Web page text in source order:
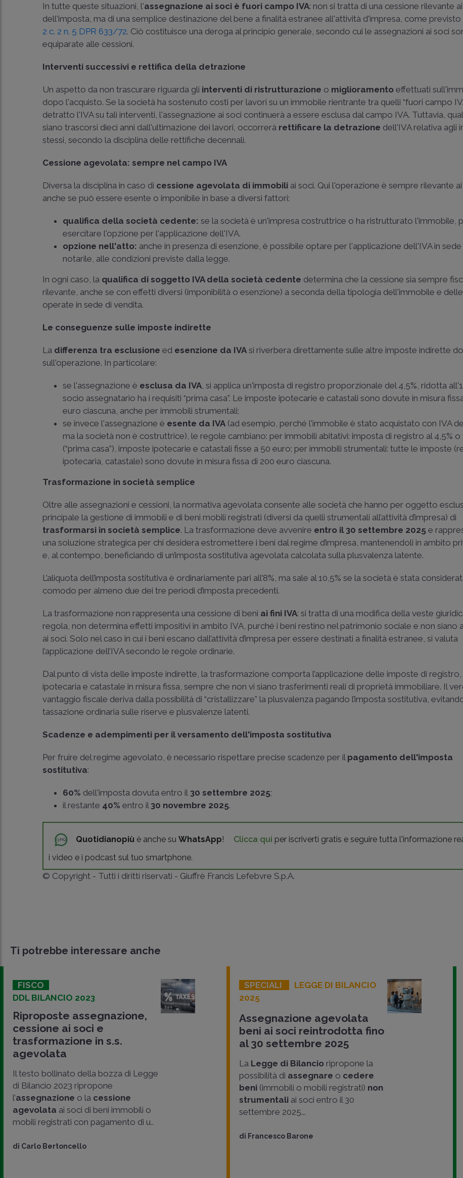
CONDIVIDI
SU
In tutte queste situazioni, l'assegnazione ai soci è fuori campo IVA: non si tratta di una cessione rilevante
dell'imposta, ma di una semplice destinazione del bene a finalità estranee all'attività d'impresa, come previsto
2 c. 2 n. 5 DPR 633/72. Ciò costituisce una deroga al principio generale, secondo cui le assegnazioni ai soci
equiparate alle cessioni.
Interventi successivi e rettifica della detrazione
Un aspetto da non trascurare riguarda gli interventi di ristrutturazione o miglioramento effettuati
dopo l'acquisto. Se la società ha sostenuto costi per lavori su un immobile rientrante tra quelli “fuori campo
detratto l'IVA su tali interventi, l'assegnazione ai soci continuerà a essere esclusa dal campo IVA. Tuttavia,
siano trascorsi dieci anni dall'ultimazione dei lavori, occorrerà rettificare la detrazione dell'IVA relativa agli
stessi, secondo la disciplina delle rettifiche decennali.
Cessione agevolata: sempre nel campo IVA
Diversa la disciplina in caso di cessione agevolata di immobili ai soci. Qui l'operazione è sempre rilevante ai
anche se può essere esente o imponibile in base a diversi fattori:
qualifica della società cedente: se la società è un'impresa costruttrice o ha ristrutturato l'immobile,
esercitare l'opzione per l'applicazione dell'IVA.
opzione nell'atto: anche in presenza di esenzione, è possibile optare per l'applicazione dell'IVA in
notarile, alle condizioni previste dalla legge.
In ogni caso, la qualifica di soggetto IVA della società cedente determina che la cessione sia sempre
rilevante, anche se con effetti diversi (imponibilità o esenzione) a seconda della tipologia dell'immobile e
operate in sede di vendita.
Le conseguenze sulle imposte indirette
La differenza tra esclusioneed esenzione da IVA si riverbera direttamente sulle altre imposte indirette
sull'operazione. In particolare:
se l'assegnazione è esclusa da IVA, si applica un'imposta di registro proporzionale del 4,5%, ridotta
socio assegnatario ha i requisiti “prima casa”. Le imposte ipotecarie e catastali sono dovute in misura
euro ciascuna, anche per immobili strumentali;
se invece l'assegnazione è esente da IVA (ad esempio, perché l'immobile è stato acquistato con IVA
ma la società non è costruttrice), le regole cambiano: per immobili abitativi: imposta di registro al 4,5% o
(“prima casa”), imposte ipotecarie e catastali fisse a 50 euro; per immobili strumentali: tutte le imposte
ipotecaria, catastale) sono dovute in misura fissa di 200 euro ciascuna.
Trasformazione in società semplice
Oltre alle assegnazioni e cessioni, la normativa agevolata consente alle società che hanno per oggetto
principale la gestione di immobili e di beni mobili registrati (diversi da quelli strumentali all’attività d’impresa) di
trasformarsi in società semplice. La trasformazione deve avvenire entro il 30 settembre 2025 e
una soluzione strategica per chi desidera estromettere i beni dal regime d’impresa, mantenendoli in ambito
e, al contempo, beneficiando di un’imposta sostitutiva agevolata calcolata sulla plusvalenza latente.
L’aliquota dell’imposta sostitutiva è ordinariamente pari all’8%, ma sale al 10,5% se la società è stata
comodo per almeno due dei tre periodi d’imposta precedenti.
La trasformazione non rappresenta una cessione di beni ai fini IVA: si tratta di una modifica della veste
regola, non determina effetti impositivi in ambito IVA, purché i beni restino nel patrimonio sociale e non siano
ai soci. Solo nel caso in cui i beni escano dall’attività d’impresa per essere destinati a finalità estranee, si valuta
l’applicazione dell’IVA secondo le regole ordinarie.
Dal punto di vista delle imposte indirette, la trasformazione comporta l’applicazione delle imposte di registro,
ipotecaria e catastale in misura fissa, sempre che non vi siano trasferimenti reali di proprietà immobiliare. Il
vantaggio fiscale deriva dalla possibilità di “cristallizzare” la plusvalenza pagando l’imposta sostitutiva,
tassazione ordinaria sulle riserve e plusvalenze latenti.
Scadenze e adempimenti per il versamento dell'imposta sostitutiva
Per fruire del regime agevolato, è necessario rispettare precise scadenze per il pagamento dell'imposta
sostitutiva:
60% dell'imposta dovuta entro il 30 settembre 2025;
il restante 40% entro il 30 novembre 2025.
Quotidianopiù è anche suWhatsApp! Clicca qui per iscriverti gratis e seguire tutta l'informazione
i video e i podcast sul tuo smartphone.
© Copyright - Tutti i diritti riservati - Giuffrè Francis Lefebvre S.p.A.
Ti potrebbe interessare anche
FISCO
DDL BILANCIO 2023
Riproposte assegnazione,
cessione ai soci e
trasformazione in s.s.
agevolata
Il testo bollinato della bozza di Legge
di Bilancio 2023 ripropone
l’assegnazione o la cessione
agevolata ai soci di beni immobili o
mobili registrati con pagamento di u..
di Carlo Bertoncello
SPECIALI
LEGGE DI BILANCIO
2025
Assegnazione agevolata
beni ai soci reintrodotta fino
al 30 settembre 2025
La Legge di Bilancio ripropone la
possibilità di assegnare o cedere
beni (immobili o mobili registrati) non
strumentali ai soci entro il 30
settembre 2025...
di Francesco Barone